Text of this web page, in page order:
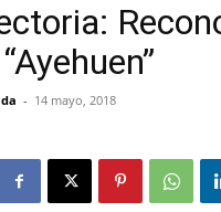
- 14 mayo, 2018